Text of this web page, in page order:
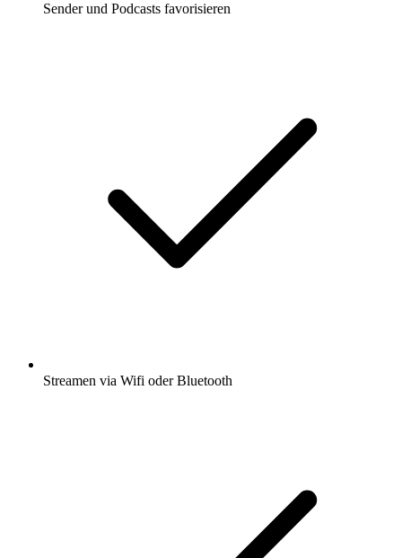
Sender und Podcasts favorisieren
Streamen via Wifi oder Bluetooth